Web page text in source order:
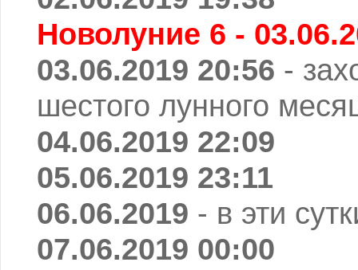
Новолуние 6 -
03.06.2019 20:56 -
шестого лунного
04.06.2019 22:09
05.06.2019 23:11
06.06.2019 - в эти
07.06.2019 00:00